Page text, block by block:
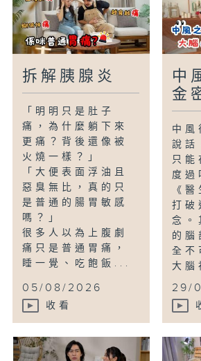
拆解胰腺炎
「明明只是肚子
痛，為什麼躺下來
更痛？背後還像被
火燒一樣？」
「大便表面浮油且
惡臭無比，真的只
是普通的腸胃敏感
嗎？」
很多人以為上腹劇
痛只是普通胃痛，
睡一覺、吃飽飯...
05/08/2026
收看
中
金
中風
說話
只能
度過
《
打破
念。
的腦
全不
大
29/